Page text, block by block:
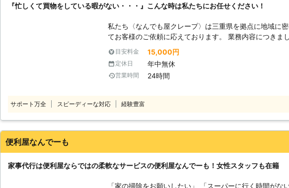
『忙しくて買物をしている暇がない・・・』こんな時は私たちにお任せください！
私たち〈なんでも屋クレープ〉は三重県を拠点に地域に
てお客様のご依頼に応えております。 業務内容につきま
行』『お庭のお手入れ』『廃品回収』『送迎サービス』
の為の代行サービスを行っております。 〈なんでも屋クレープの買物代行
サービス〉 弊社では不用品回収のご依頼も受け付けてお
には私たちにお任せください！ 『買物をしている時間が
代行をお願いしたい』 『信頼できる業者に依頼したい』 etc... なん
クレープではお客様が抱えている問題やお悩みを少しでも
に、誠心誠意サポートいたします。 お客様のご依頼スタ
お待ちしております。
目安料金 15,000円
定休日 年中無休
営業時間 24時間
サポート万全 スピーディーな対応 経験豊富
便利屋なんでーも
家事代行は便利屋ならではの柔軟なサービスの便利屋なんでーも！女性スタッフも在籍
「家の掃除をお願いしたい」 「スーパーに行く時間がな